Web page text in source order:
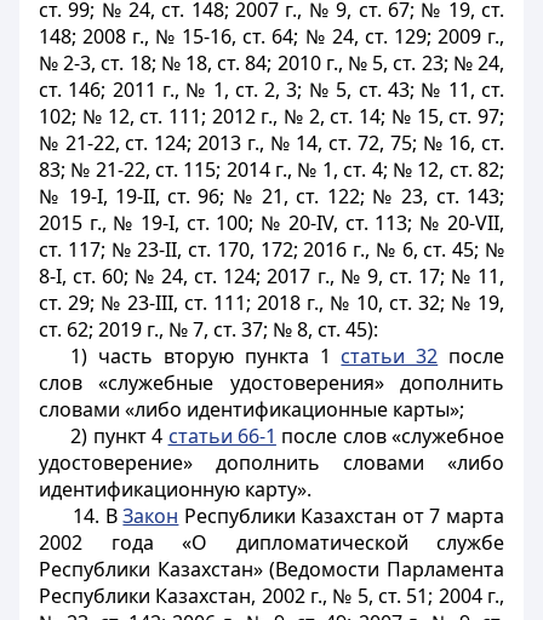
ст. 99; № 24, ст. 148; 2007 г., № 9, ст. 67; № 19, ст.
148; 2008 г., № 15-16, ст. 64; № 24, ст. 129; 2009 г.,
№ 2-3, ст. 18; № 18, ст. 84; 2010 г., № 5, ст. 23; № 24,
ст. 146; 2011 г., № 1, ст. 2, 3; № 5, ст. 43; № 11, ст.
102; № 12, ст. 111; 2012 г., № 2, ст. 14; № 15, ст. 97;
№ 21-22, ст. 124; 2013 г., № 14, ст. 72, 75; № 16, ст.
83; № 21-22, ст. 115; 2014 г., № 1, ст. 4; № 12, ст. 82;
№ 19-I, 19-II, ст. 96; № 21, ст. 122; № 23, ст. 143;
2015 г., № 19-I, ст. 100; № 20-IV, ст. 113; № 20-VII,
ст. 117; № 23-II, ст. 170, 172; 2016 г., № 6, ст. 45; №
8-I, ст. 60; № 24, ст. 124; 2017 г., № 9, ст. 17; № 11,
ст. 29; № 23-III, ст. 111; 2018 г., № 10, ст. 32; № 19,
ст. 62; 2019 г., № 7, ст. 37; № 8, ст. 45):
1) часть вторую пункта 1 статьи 32 после
слов «служебные удостоверения» дополнить
словами «либо идентификационные карты»;
2) пункт 4 статьи 66-1 после слов «служебное
удостоверение» дополнить словами «либо
идентификационную карту».
14. ВЗакон Республики Казахстан от 7 марта
2002 года «О дипломатической службе
Республики Казахстан» (Ведомости Парламента
Республики Казахстан, 2002 г., № 5, ст. 51; 2004 г.,